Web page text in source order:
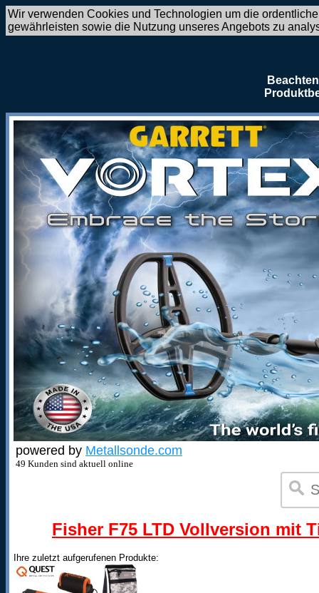
Wir verwenden Cookies und Technologien um die
gewährleisten sowie die Nutzung unseres Angebots zu
powered by Metallsonde.com
49 Kunden sind aktuell online
Fisher F75 LTD Vollversion mit
Ihre zuletzt aufgerufenen Produkte: